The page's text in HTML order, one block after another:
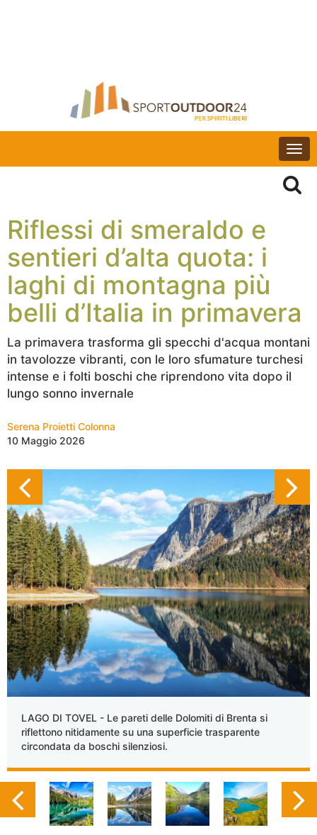
Riflessi di smeraldo e
sentieri d’alta quota: i
laghi di montagna più
belli d’Italia in primavera
La primavera trasforma gli specchi d'acqua montani
in tavolozze vibranti, con le loro sfumature turchesi
intense e i folti boschi che riprendono vita dopo il
lungo sonno invernale
Serena Proietti Colonna
10 Maggio 2026
LAGO DI TOVEL - Le pareti delle Dolomiti di Brenta si
riflettono nitidamente su una superficie trasparente
circondata da boschi silenziosi.